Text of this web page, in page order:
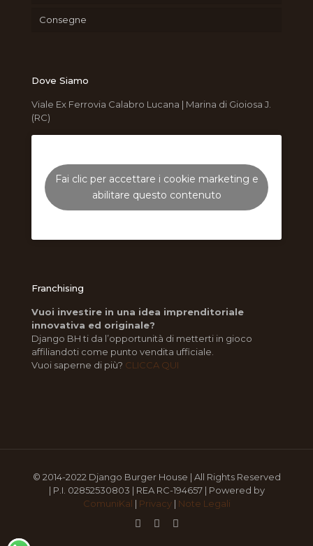
Consegne
Dove Siamo
Viale Ex Ferrovia Calabro Lucana | Marina di Gioiosa J.
(RC)
Fai clic per accettare i cookie marketing e
abilitare questo contenuto
Franchising
Vuoi investire in una idea imprenditoriale
innovativa ed originale?
Django BH ti da l’opportunità di metterti in gioco
affiliandoti come punto vendita ufficiale.
Vuoi saperne di più? CLICCA QUI
© 2014-2022 Django Burger House | All Rights Reserved
| P.I. 02852530803 | REA RC-194657 | Powered by
ComuniKal | Privacy| Note Legali